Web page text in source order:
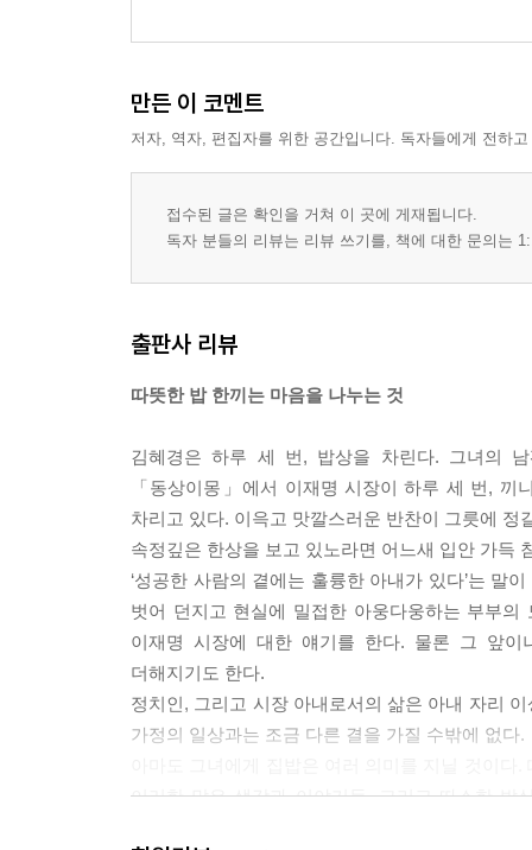
1장 목숨을 내놓다: 12·3 내란의 밤
뭐라고? 올 것이 왔구나
국민 여러분, 국회로 모여주십시오
누가 나에게 ‘긴급 생중계’를 명령했을까
가슴이 타다
미국의 오판을 막아라
그 청년, 그 응원봉이 나를 울리다
2장 내란 진압: 국민은 위대했다
새벽 1시 37분, 잠 못 드는 국민 앞에 서다
제2의 계엄을 막자
그는 왕이 되고 싶었다
탄핵이 답이다
한동훈-한덕수의 2차 내란
연말 회식 취소하지 마세요
부디 내일은… 잠들지 못하는 탄핵 전야
탄핵 의결 다음 날, 국정과 외교를 챙기다
만든 이 코멘트
저자, 역자, 편집자를 위한 공간입니다. 독자들에게 전하
접수된 글은 확인을 거쳐 이 곳에 게재됩니다.
독자 분들의 리뷰는 리뷰 쓰기를, 책에 대한 문의는
출판사 리뷰
따뜻한 밥 한끼는 마음을 나누는 것
김혜경은 하루 세 번, 밥상을 차린다. 그녀의
「동상이몽」에서 이재명 시장이 하루 세 번,
차리고 있다. 이윽고 맛깔스러운 반찬이 그릇에
속정깊은 한상을 보고 있노라면 어느새 입안 가득
‘성공한 사람의 곁에는 훌륭한 아내가 있다’는 말
벗어 던지고 현실에 밀접한 아웅다웅하는 부부
이재명 시장에 대한 얘기를 한다. 물론 그 앞
더해지기도 한다.
정치인, 그리고 시장 아내로서의 삶은 아내 자리
가정의 일상과는 조금 다른 결을 가질 수밖에 없다.
이러한 많은 생각과 이야기들, 그리고 따스한